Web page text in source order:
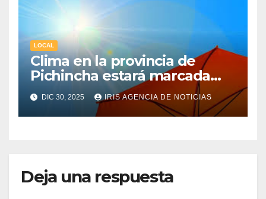
LOCAL
Clima en la provincia de
Pichincha estará marcada
por una fuerte radiación UV
DIC 30, 2025 IRIS AGENCIA DE NOTICIAS
Deja una respuesta